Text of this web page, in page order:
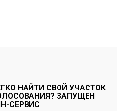
НАЙТИ СВОЙ УЧАСТОК
ЗАПУЩЕН
СЕРВИС